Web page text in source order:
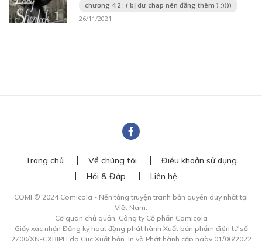
chương 4.2 : ( bị dư chap nên đăng thêm ) :))))
26/11/2021
Trang chủ Về chúng tôi
Điều khoản sử dụng
Hỏi & Đáp
Liên hệ
COMI © 2024 Comicola - Nền tảng truyện tranh bản quyền duy nhất tại
Việt Nam.
Cơ quan chủ quản: Công ty Cổ phần Comicola
Giấy xác nhận Đăng ký hoạt động phát hành Xuất bản phẩm điện tử số
2700/XN-CXBIPH do Cục Xuất bản, In và Phát hành cấp ngày 01/06/2022